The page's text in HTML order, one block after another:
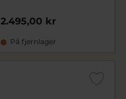
2.495,00 kr
På fjernlager